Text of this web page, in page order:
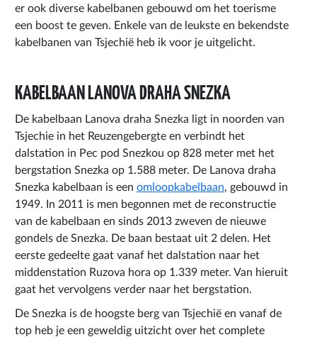
er ook diverse kabelbanen gebouwd om het toerisme
een boost te geven. Enkele van de leukste en bekendste
kabelbanen van Tsjechië heb ik voor je uitgelicht.
KABELBAAN LANOVA DRAHA SNEZKA
De kabelbaan Lanova draha Snezka ligt in noorden van
Tsjechie in het Reuzengebergte en verbindt het
dalstation in Pec pod Snezkou op 828 meter met het
bergstation Snezka op 1.588 meter. De Lanova draha
Snezka kabelbaan is een omloopkabelbaan, gebouwd in
1949. In 2011 is men begonnen met de reconstructie
van de kabelbaan en sinds 2013 zweven de nieuwe
gondels de Snezka. De baan bestaat uit 2 delen. Het
eerste gedeelte gaat vanaf het dalstation naar het
middenstation Ruzova hora op 1.339 meter. Van hieruit
gaat het vervolgens verder naar het bergstation.
De Snezka is de hoogste berg van Tsjechië en vanaf de
top heb je een geweldig uitzicht over het complete